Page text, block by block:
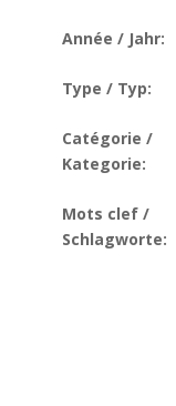
Année / Jahr:
Type / Typ:
Catégorie /
Kategorie:
Mots clef /
Schlagworte: